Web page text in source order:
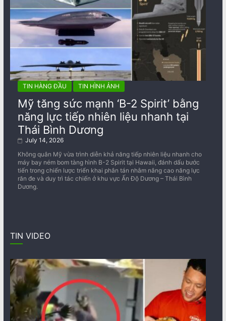
TIN HÀNG ĐẦU TIN HÌNH ẢNH
Mỹ tăng sức mạnh ‘B-2 Spirit’ bằng
năng lực tiếp nhiên liệu nhanh tại
Thái Bình Dương
July 14, 2026
Không quân Mỹ vừa trình diễn khả năng tiếp nhiên liệu nhanh cho
máy bay ném bom tàng hình B-2 Spirit tại Hawaii, đánh dấu bước
tiến trong chiến lược triển khai phân tán nhằm nâng cao năng lực
răn đe và duy trì tác chiến ở khu vực Ấn Độ Dương – Thái Bình
Dương.
TIN VIDEO